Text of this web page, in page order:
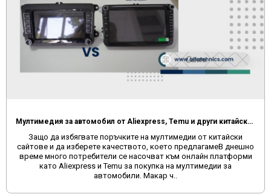
Мултимедия за автомобил от Aliexpress, Temu и други китайски сайтове
Защо да избягвате поръчките на мултимедии от китайски
сайтове и да изберете качеството, което предлагамеВ днешно
време много потребители се насочват към онлайн платформи
като Aliexpress и Temu за покупка на мултимедии за
автомобили. Макар ч..